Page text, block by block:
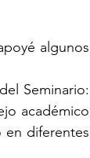
algunos
Seminario:
académico
en diferentes